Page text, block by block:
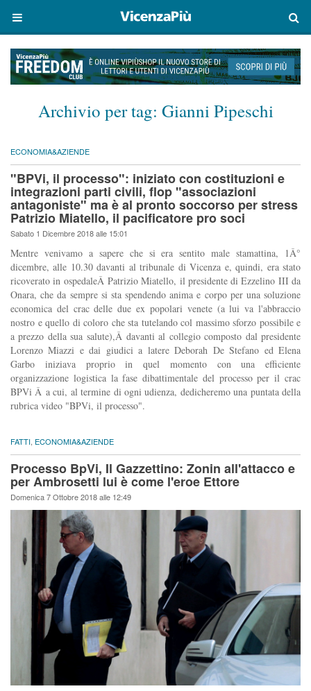
Archivio per tag: Gianni Pipeschi
ECONOMIA&AZIENDE
"BPVi, il processo": iniziato con costituzioni e
integrazioni parti civili, flop "associazioni
antagoniste" ma è al pronto soccorso per stress
Patrizio Miatello, il pacificatore pro soci
Sabato 1 Dicembre 2018 alle 15:01
Mentre venivamo a sapere che si era sentito male stamattina, 1Â°
dicembre, alle 10.30 davanti al tribunale di Vicenza e, quindi, era stato
ricoverato in ospedaleÂ Patrizio Miatello, il presidente di Ezzelino III da
Onara, che da sempre si sta spendendo anima e corpo per una soluzione
economica del crac delle due ex popolari venete (a lui va l'abbraccio
nostro e quello di coloro che sta tutelando col massimo sforzo possibile e
a prezzo della sua salute),Â davanti al collegio composto dal presidente
Lorenzo Miazzi e dai giudici a latere Deborah De Stefano ed Elena
Garbo iniziava proprio in quel momento con una efficiente
organizzazione logistica la fase dibattimentale del processo per il crac
BPVi Â a cui, al termine di ogni udienza, dedicheremo una puntata della
rubrica video "BPVi, il processo".
FATTI, ECONOMIA&AZIENDE
Processo BpVi, Il Gazzettino: Zonin all'attacco e
per Ambrosetti lui è come l'eroe Ettore
Domenica 7 Ottobre 2018 alle 12:49